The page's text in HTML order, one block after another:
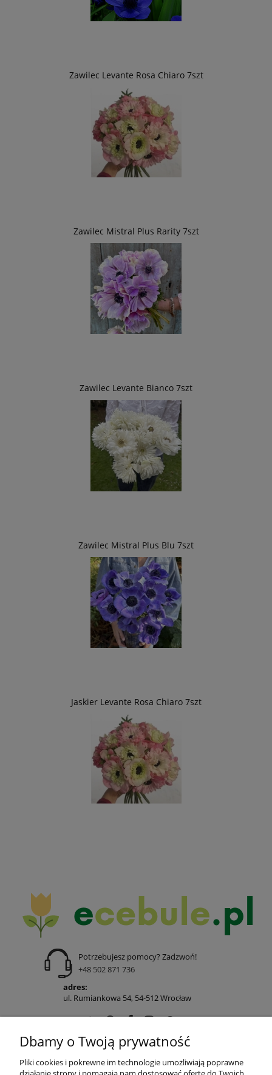
Zawilec Levante Rosa Chiaro 7szt
Zawilec Mistral Plus Rarity 7szt
Zawilec Levante Bianco 7szt
Zawilec Mistral Plus Blu 7szt
Jaskier Levante Rosa Chiaro 7szt
Potrzebujesz pomocy? Zadzwoń!
+48 502 871 736
adres:
ul. Rumiankowa 54, 54-512 Wrocław
POMOC
Dbamy o Twoją prywatność
Pliki cookies i pokrewne im technologie umożliwiają poprawne